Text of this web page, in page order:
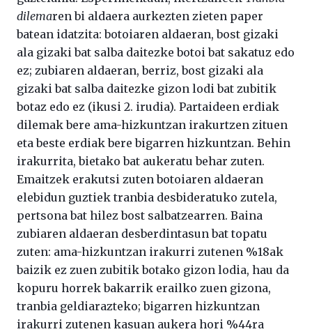
dilemaren bi aldaera aurkezten zieten paper
batean idatzita: botoiaren aldaeran, bost gizaki
ala gizaki bat salba daitezke botoi bat sakatuz edo
ez; zubiaren aldaeran, berriz, bost gizaki ala
gizaki bat salba daitezke gizon lodi bat zubitik
botaz edo ez (ikusi 2. irudia). Partaideen erdiak
dilemak bere ama-hizkuntzan irakurtzen zituen
eta beste erdiak bere bigarren hizkuntzan. Behin
irakurrita, bietako bat aukeratu behar zuten.
Emaitzek erakutsi zuten botoiaren aldaeran
elebidun guztiek tranbia desbideratuko zutela,
pertsona bat hilez bost salbatzearren. Baina
zubiaren aldaeran desberdintasun bat topatu
zuten: ama-hizkuntzan irakurri zutenen %18ak
baizik ez zuen zubitik botako gizon lodia, hau da
kopuru horrek bakarrik erailko zuen gizona,
tranbia geldiarazteko; bigarren hizkuntzan
irakurri zutenen kasuan aukera hori %44ra